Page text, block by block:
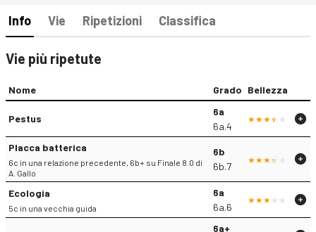
Info Vie Ripetizioni Classifica
Vie più ripetute
Nome Grado Bellezza
Pestus
6a
6a.4
Placca batterica
6c in una relazione precedente, 6b+ su Finale 8.0 di
A. Gallo
6b
6b.7
Ecologia
5c in una vecchia guida
6a
6a.6
6a+